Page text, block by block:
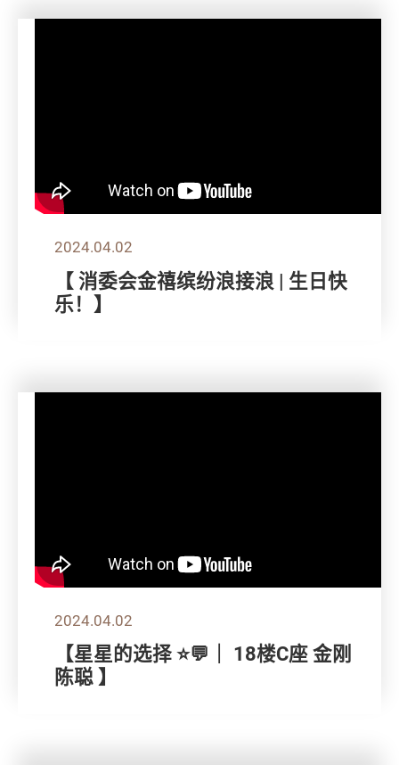
2024.04.02
【 消委会金禧缤纷浪接浪 | 生日快
乐！】
2024.04.02
【星星的选择 ⭐💬｜ 18楼C座 金刚
陈聪 】